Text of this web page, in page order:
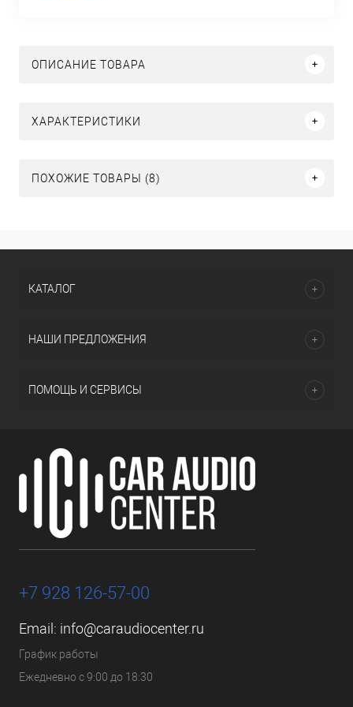
ОПИСАНИЕ ТОВАРА
ХАРАКТЕРИСТИКИ
ПОХОЖИЕ ТОВАРЫ (8)
КАТАЛОГ
НАШИ ПРЕДЛОЖЕНИЯ
ПОМОЩЬ И СЕРВИСЫ
+7 928 126-57-00
Email: info@caraudiocenter.ru
График работы
Ежедневно с 9:00 до 18:30